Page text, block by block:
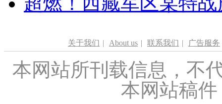
关于我们 | About us | 联系我们 | 广告服务
本网站所刊载信息，不
本网站稿